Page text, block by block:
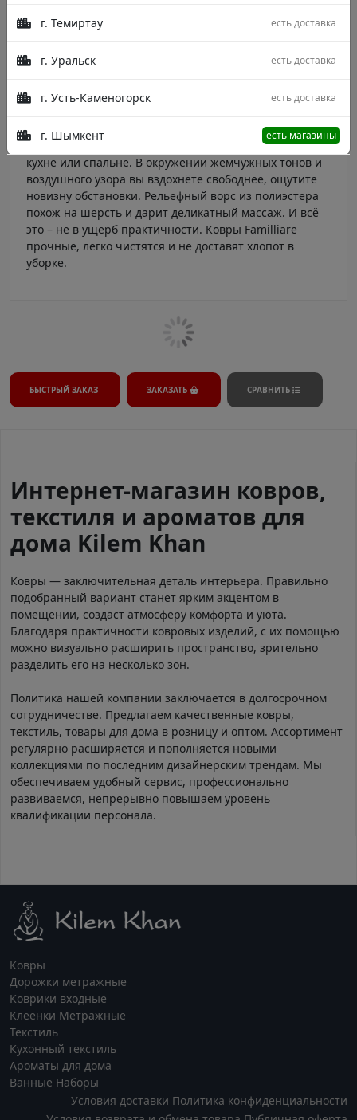
г. Темиртау есть доставка
г. Уральск есть доставка
г. Усть-Каменогорск есть доставка
г. Шымкент есть магазины
Описание Характеристики
Коллекция: Familliare Плотность 600.000 тыс.узлов/м2
Стиль: Абстрактный, Этнические, Геометрия
вы хотите освежить «застоявшийся» интерьер, то эта
коллекция для вас. Расстелите ковёр в гостиной на
кухне или спальне. В окружении жемчужных тонов и
воздушного узора вы вздохнёте свободнее, ощутите
новизну обстановки. Рельефный ворс из полиэстера
похож на шерсть и дарит деликатный массаж. И всё
это – не в ущерб практичности. Ковры Familliare
прочные, легко чистятся и не доставят хлопот в
уборке.
БЫСТРЫЙ ЗАКАЗ ЗАКАЗАТЬ СРАВНИТЬ
Интернет-магазин ковров,
текстиля и ароматов для
дома Kilem Khan
Ковры — заключительная деталь интерьера. Правильно
подобранный вариант станет ярким акцентом в
помещении, создаст атмосферу комфорта и уюта.
Благодаря практичности ковровых изделий, с их помощью
можно визуально расширить пространство, зрительно
разделить его на несколько зон.
Политика нашей компании заключается в долгосрочном
сотрудничестве. Предлагаем качественные ковры,
текстиль, товары для дома в розницу и оптом. Ассортимент
регулярно расширяется и пополняется новыми
коллекциями по последним дизайнерским трендам. Мы
обеспечиваем удобный сервис, профессионально
развиваемся, непрерывно повышаем уровень
квалификации персонала.
Ковры
Дорожки метражные
Коврики входные
Клеенки Метражные
Текстиль
Кухонный текстиль
Ароматы для дома
Ванные Наборы
Условия доставки Политика конфиденциальности